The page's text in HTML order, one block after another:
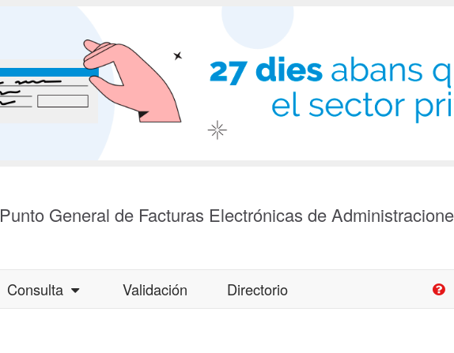
Punto General de Facturas Electrónicas de
Consulta Validación Directorio